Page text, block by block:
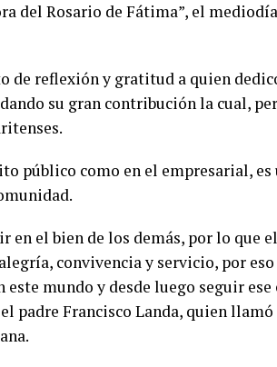
del Rosario de Fátima”, el
de reflexión y gratitud a quien
su gran contribución la cual,
público como en el empresarial, es
en el bien de los demás, por lo que
convivencia y servicio, por eso
mundo y desde luego seguir
padre Francisco Landa, quien llamó